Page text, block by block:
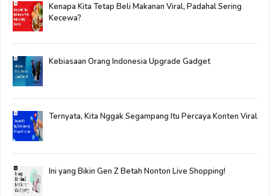
Kenapa Kita Tetap Beli Makanan Viral, Padahal Sering
Kecewa?
Kebiasaan Orang Indonesia Upgrade Gadget
Ternyata, Kita Nggak Segampang Itu Percaya Konten Viral
Ini yang Bikin Gen Z Betah Nonton Live Shopping!